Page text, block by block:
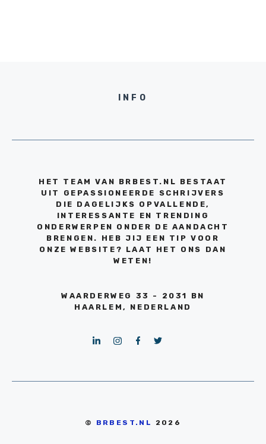
INFO
HET TEAM VAN BRBEST.NL BESTAAT
UIT GEPASSIONEERDE SCHRIJVERS
DIE DAGELIJKS OPVALLENDE,
INTERESSANTE EN TRENDING
ONDERWERPEN ONDER DE AANDACHT
BRENGEN. HEB JIJ EEN TIP VOOR
ONZE WEBSITE? LAAT HET ONS DAN
WETEN!
WAARDERWEG 33 - 2031 BN
HAARLEM, NEDERLAND
© BRBEST.NL 2026